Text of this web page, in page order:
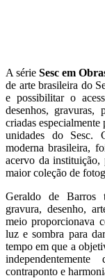
A série Sesc em
de arte brasileira do
e possibilitar o
desenhos, gravuras,
criadas
unidades do Sesc.
moderna brasileira,
acervo da instituição,
maior coleção de
Geraldo de Barros
gravura, desenho,
meio proporcionava
luz e sombra para
tempo em que a
contraponto e